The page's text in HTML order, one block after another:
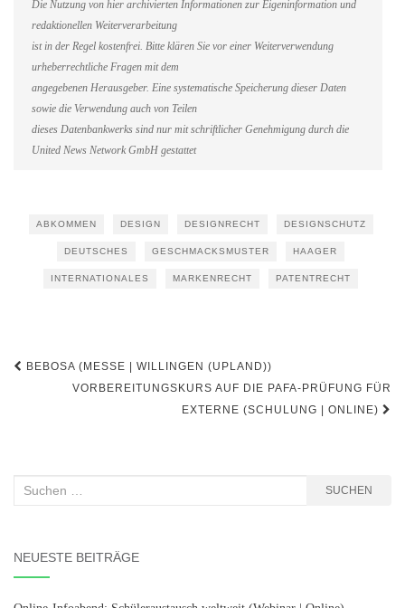
Die Nutzung von hier archivierten Informationen zur Eigeninformation und
redaktionellen Weiterverarbeitung
ist in der Regel kostenfrei. Bitte klären Sie vor einer Weiterverwendung
urheberrechtliche Fragen mit dem
angegebenen Herausgeber. Eine systematische Speicherung dieser Daten
sowie die Verwendung auch von Teilen
dieses Datenbankwerks sind nur mit schriftlicher Genehmigung durch die
United News Network GmbH gestattet
ABKOMMEN DESIGN DESIGNRECHT DESIGNSCHUTZ
DEUTSCHES GESCHMACKSMUSTER HAAGER
INTERNATIONALES MARKENRECHT PATENTRECHT
Beitragsnavigation
BEBOSA (MESSE | WILLINGEN (UPLAND))
VORBEREITUNGSKURS AUF DIE PAFA-PRÜFUNG FÜR
EXTERNE (SCHULUNG | ONLINE)
Suchen
SUCHEN
NEUESTE BEITRÄGE